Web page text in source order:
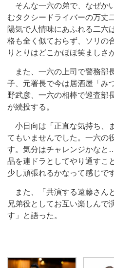
そんな一六の弟で、なぜか
むタクシードライバーの万丈
陽気で人情味にあふれる二六
格も全く似ておらず、ソリの
りとりはどこかほほ笑ましさ
また、一六の上司で警務部
子、元署長で今は居酒屋「み
野武彦、一六の相棒で巡査部
が続投する。
小日向は「正直な気持ち、
てもいませんでした。一六の
す。気分はチャレンジかな
品を連ドラとしてやり通すこ
少し頑張れるかなって感じで
また、「共演する遠藤さん
兄弟役としてお互い楽しんで
す」と語った。